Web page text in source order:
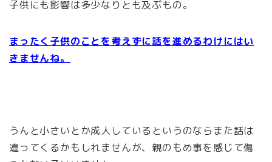
子供にも影響は多少なりとも及ぶもの。
まったく子供のことを考えずに話を進めるわけにはい
きませんね。
うんと小さいとか成人しているというのならまた話は
違ってくるかもしれませんが、親のもめ事を感じて傷